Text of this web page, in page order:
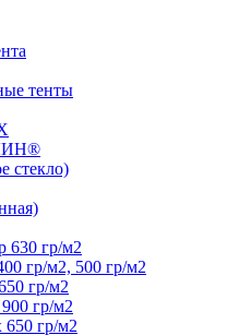
тенты
стекло)
630 гр/м2
гр/м2, 500 гр/м2
гр/м2
гр/м2
гр/м2